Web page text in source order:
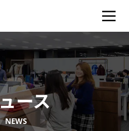
ース
NEWS